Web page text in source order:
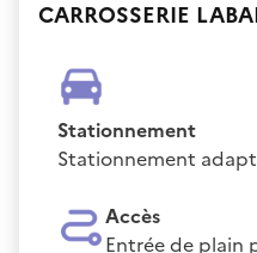
CARROSSERIE
Stationnement
Stationnement
Accès
Entrée de plain